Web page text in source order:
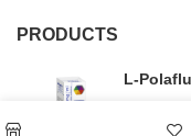
PRODUCTS
L-